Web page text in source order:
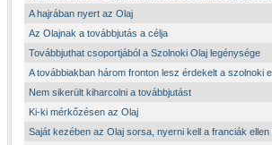
A hajrában nyert az Olaj
Az Olajnak a továbbjutás a célja
Továbbjuthat csoportjából a Szolnoki Olaj legénysége
A továbbiakban három fronton lesz érdekelt a szolnoki
Nem sikerült kiharcolni a továbbjutást
Ki-ki mérkőzésen az Olaj
Saját kezében az Olaj sorsa, nyerni kell a franciák ellen